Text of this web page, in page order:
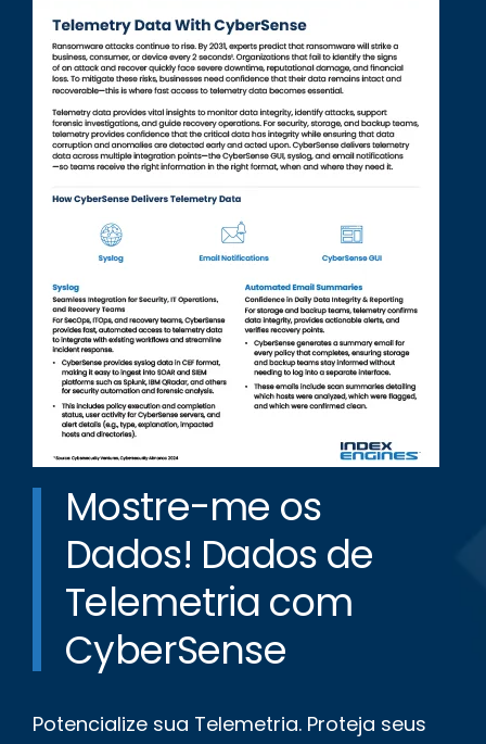
Mostre-me os
Dados! Dados de
Telemetria com
CyberSense
Potencialize sua Telemetria. Proteja seus